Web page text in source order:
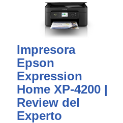
Impresora
Epson
Expression
Home XP-4200 |
Review del
Experto